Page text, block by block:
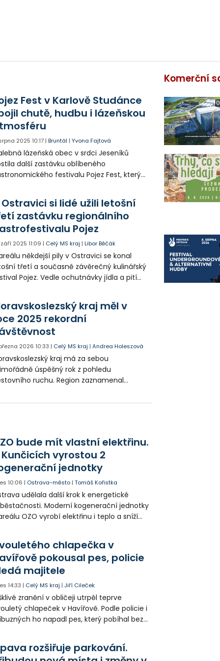
Fest v Karlově Studánce
chutě, hudbu i lázeňskou
srpna 2025 10:17 |Bruntál |Yvona Fajtová
lázeňská obec v srdci Jeseníků
další zastávku oblíbeného
festivalu Pojez Fest, který
atmosféru.
Ostravici si lidé užili letošní
zastávku regionálního
Pojez
září 2025 11:09 | Celý MS kraj |Libor Běčák
někdejší pily v Ostravici se konal
třetí a současně závěrečný kulinářský
Pojez. Vedle ochutnávky jídla a pití
kraj měl v
2025 rekordní
2026 10:33 | Celý MS kraj |Andrea Holeszová
kraj má za sebou
úspěšný rok z pohledu
ruchu. Region zaznamenal
opět překonal významnou hranici
bude mít vlastní elektřinu.
Kunčicích vyrostou 2
jednotky
10:06 | Ostrava-město |Tomáš Kořistka
udělala další krok k energetické
Moderní kogenerační jednotky
OZO vyrobí elektřinu i teplo a sníží
chlapečka v
pokousal pes, policie
majitele
14:33 | Celý MS kraj |Jiří Cileček
zranění v obličeji utrpěl teprve
chlapeček v Havířově. Podle policie i
ho napadl pes, který pobíhal bez
Případem už se zabývá policie, která
psa hledá.
rozšiřuje parkování.
Komerční